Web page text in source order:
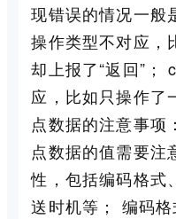
现错误的情况一般
操作类型不对应，
却上报了“返回”；
应，比如只操作了
点数据的注意事项
点数据的值需要注
性，包括编码格式
送时机等； 编码